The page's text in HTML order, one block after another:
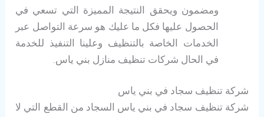
ومضمون ويحقق النتيجة المميزة التي تسعي في
الحصول عليها فكل ما عليك هو سرعة التواصل عبر
الخدمات الخاصة بالتنظيف وعلينا التنفيذ للخدمة
في الحال شركات تنظيف منازل بني ياس.
شركة تنظيف سجاد في بني ياس
شركة تنظيف سجاد في بني ياس السجاد من القطع التي لا